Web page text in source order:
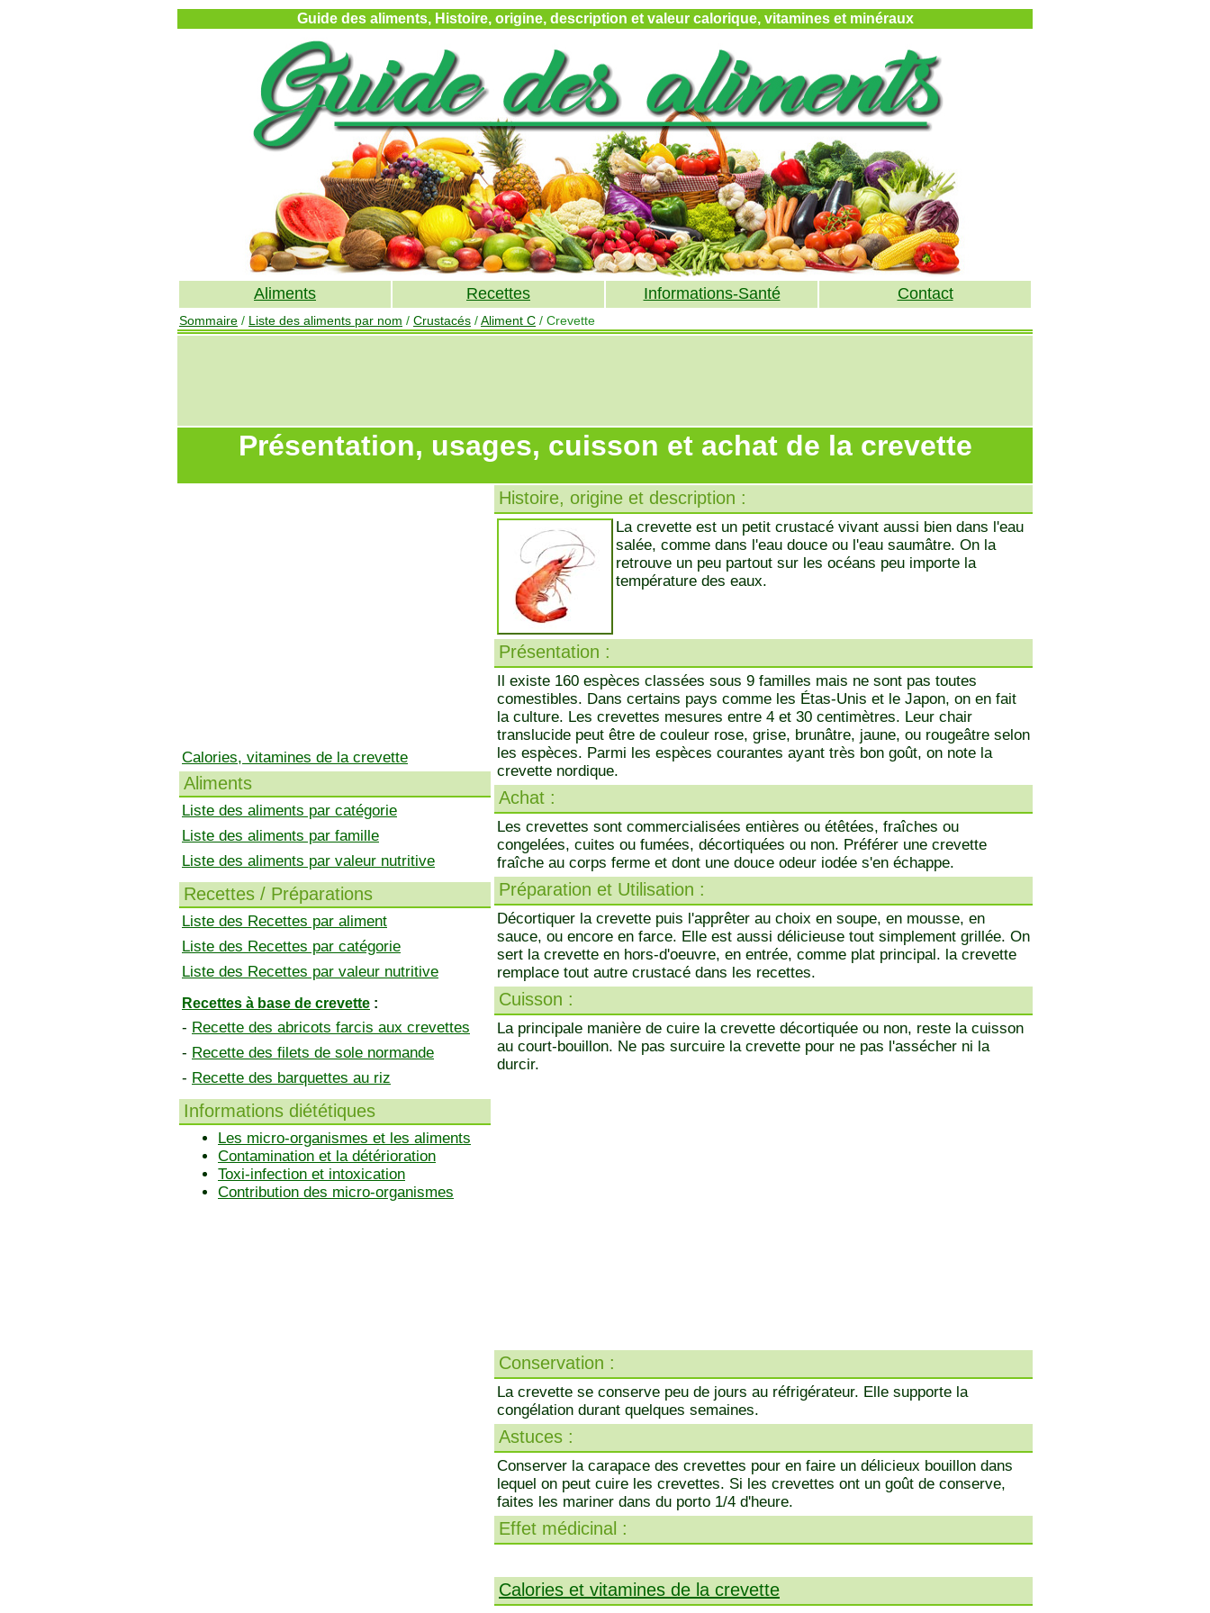
Guide des aliments, Histoire, origine, description et valeur calorique, vitamines et minéraux
Aliments Recettes Informations-Santé Contact
Sommaire / Liste des aliments par nom / Crustacés /Aliment C / Crevette
Présentation, usages, cuisson et achat de la crevette
Calories, vitamines de la crevette
Aliments
Liste des aliments par catégorie
Liste des aliments par famille
Liste des aliments par valeur nutritive
Recettes / Préparations
Liste des Recettes par aliment
Liste des Recettes par catégorie
Liste des Recettes par valeur nutritive
Recettes à base de crevette :
- Recette des abricots farcis aux crevettes
- Recette des filets de sole normande
- Recette des barquettes au riz
Informations diététiques
Les micro-organismes et les aliments
Contamination et la détérioration
Toxi-infection et intoxication
Contribution des micro-organismes
Histoire, origine et description :
La crevette est un petit crustacé vivant aussi bien dans l'eau
salée, comme dans l'eau douce ou l'eau saumâtre. On la
retrouve un peu partout sur les océans peu importe la
température des eaux.
Présentation :
Il existe 160 espèces classées sous 9 familles mais ne sont pas toutes
comestibles. Dans certains pays comme les Étas-Unis et le Japon, on en fait
la culture. Les crevettes mesures entre 4 et 30 centimètres. Leur chair
translucide peut être de couleur rose, grise, brunâtre, jaune, ou rougeâtre selon
les espèces. Parmi les espèces courantes ayant très bon goût, on note la
crevette nordique.
Achat :
Les crevettes sont commercialisées entières ou étêtées, fraîches ou
congelées, cuites ou fumées, décortiquées ou non. Préférer une crevette
fraîche au corps ferme et dont une douce odeur iodée s'en échappe.
Préparation et Utilisation :
Décortiquer la crevette puis l'apprêter au choix en soupe, en mousse, en
sauce, ou encore en farce. Elle est aussi délicieuse tout simplement grillée. On
sert la crevette en hors-d'oeuvre, en entrée, comme plat principal. la crevette
remplace tout autre crustacé dans les recettes.
Cuisson :
La principale manière de cuire la crevette décortiquée ou non, reste la cuisson
au court-bouillon. Ne pas surcuire la crevette pour ne pas l'assécher ni la
durcir.
Conservation :
La crevette se conserve peu de jours au réfrigérateur. Elle supporte la
congélation durant quelques semaines.
Astuces :
Conserver la carapace des crevettes pour en faire un délicieux bouillon dans
lequel on peut cuire les crevettes. Si les crevettes ont un goût de conserve,
faites les mariner dans du porto 1/4 d'heure.
Effet médicinal :
Calories et vitamines de la crevette